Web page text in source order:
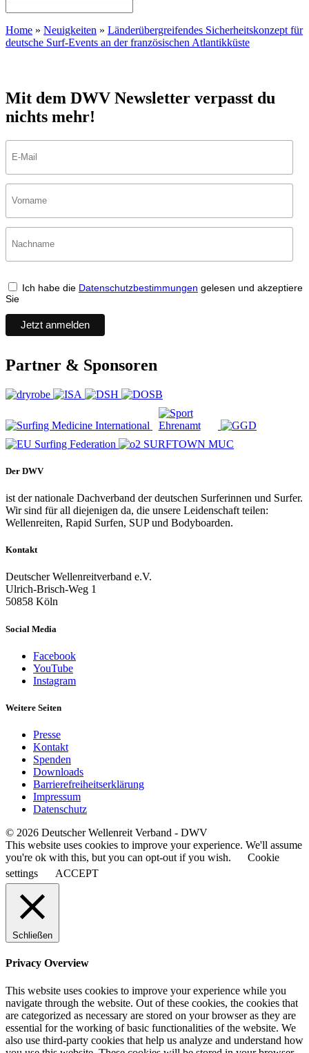
Home » Neuigkeiten » Länderübergreifendes Sicherheitskonzept für
deutsche Surf-Events an der französischen Atlantikküste
Mit dem DWV Newsletter verpasst du
nichts mehr!
Ich habe die Datenschutzbestimmungen gelesen und akzeptiere
Sie
Partner & Sponsoren
Der DWV
ist der nationale Dachverband der deutschen Surferinnen und Surfer.
Wir sind für all diejenigen da, die unsere Leidenschaft teilen:
Wellenreiten, Rapid Surfen, SUP und Bodyboarden.
Kontakt
Deutscher Wellenreitverband e.V.
Ulrich-Brisch-Weg 1
50858 Köln
Social Media
Facebook
YouTube
Instagram
Weitere Seiten
Presse
Kontakt
Spenden
Downloads
Barrierefreiheitserklärung
Impressum
Datenschutz
© 2026 Deutscher Wellenreit Verband - DWV
This website uses cookies to improve your experience. We'll assume
you're ok with this, but you can opt-out if you wish.
Cookie
settings
ACCEPT
Schließen
Privacy Overview
This website uses cookies to improve your experience while you
navigate through the website. Out of these cookies, the cookies that
are categorized as necessary are stored on your browser as they are
essential for the working of basic functionalities of the website. We
also use third-party cookies that help us analyze and understand how